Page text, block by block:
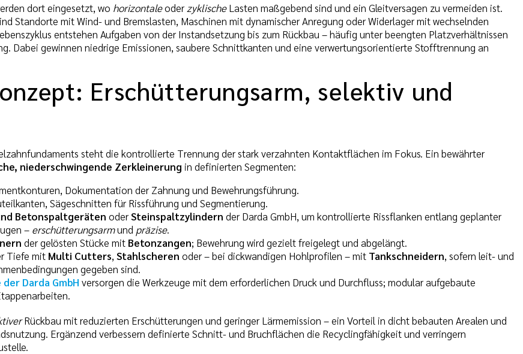
dort eingesetzt, wo horizontaleoder zyklischeLasten maßgebend sind und ein Gleitversagen zu vermeiden ist.
Standorte mit Wind- und Bremslasten, Maschinen mit dynamischer Anregung oder Widerlager mit wechselnden
entstehen Aufgaben von der Instandsetzung bis zum Rückbau – häufig unter beengten Platzverhältnissen
Dabei gewinnen niedrige Emissionen, saubere Schnittkanten und eine verwertungsorientierte Stofftrennung an
Erschütterungsarm, selektiv und
steht die kontrollierte Trennung der stark verzahnten Kontaktflächen im Fokus. Ein bewährter
niederschwingende Zerkleinerung in definierten Segmenten:
Dokumentation der Zahnung und Bewehrungsführung.
Sägeschnitten für Rissführung und Segmentierung.
Betonspaltgeräten oderSteinspaltzylindern der Darda GmbH, um kontrollierte Rissflanken entlang geplanter
– erschütterungsarmund präzise.
der gelösten Stücke mit Betonzangen; Bewehrung wird gezielt freigelegt und abgelängt.
Tiefe mit Multi Cutters, Stahlscheren oder – bei dickwandigen Hohlprofilen – mit Tankschneidern, sofern leit- und
gegeben sind.
Darda GmbH versorgen die Werkzeuge mit dem erforderlichen Druck und Durchfluss; modular aufgebaute
Rückbau mit reduzierten Erschütterungen und geringer Lärmemission – ein Vorteil in dicht bebauten Arealen und
Ergänzend verbessern definierte Schnitt- und Bruchflächen die Recyclingfähigkeit und verringern